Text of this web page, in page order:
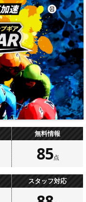
無料情報
85点
スタッフ対応